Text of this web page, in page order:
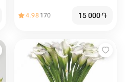
4.98 170 15 000֏